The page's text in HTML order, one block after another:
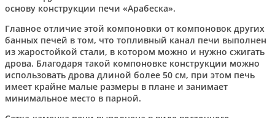
основу конструкции печи «Арабеска».
Главное отличие этой компоновки от компоновок других
банных печей в том, что топливный канал печи выполнен
из жаростойкой стали, в котором можно и нужно сжигать
дрова. Благодаря такой компоновке конструкции можно
использовать дрова длиной более 50 см, при этом печь
имеет крайне малые размеры в плане и занимает
минимальное место в парной.